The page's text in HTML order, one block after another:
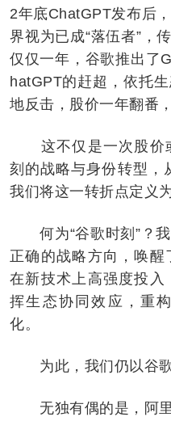
2年底ChatGPT发布后
界视为已成“落伍者”，
仅仅一年，谷歌推出了
hatGPT的赶超，依托
地反击，股价一年翻番
这不仅是一次股价
刻的战略与身份转型，
我们将这一转折点定义为
何为“谷歌时刻”？我
正确的战略方向，唤
在新技术上高强度投
挥生态协同效应，重
化。
为此，我们仍以谷歌
无独有偶的是，阿里